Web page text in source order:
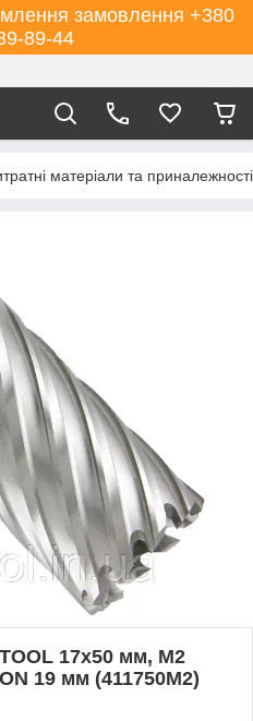
замовлення +380
89-44
матеріали та
17х50 мм, M2
19 мм (411750M2)